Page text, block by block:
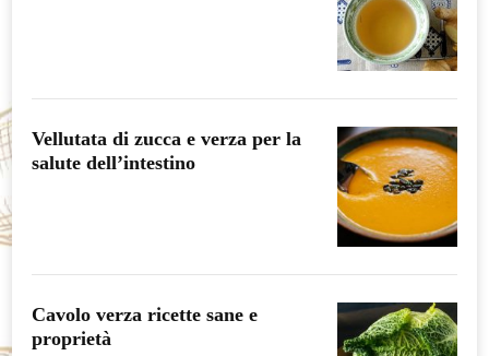
Vellutata di zucca e verza per la
salute dell’intestino
Cavolo verza ricette sane e
proprietà